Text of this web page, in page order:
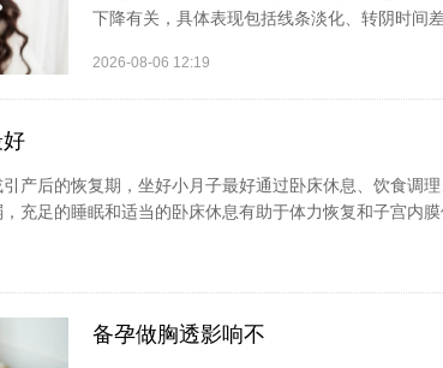
下降有关，具体表现包括线条淡化、转阴时间
2026-08-06 12:19
产后的恢复期，坐好小月子最好通过卧床休息、饮食调
充足的睡眠和适当的卧床休息有助于体力恢复和子宫内
备孕做胸透影响不